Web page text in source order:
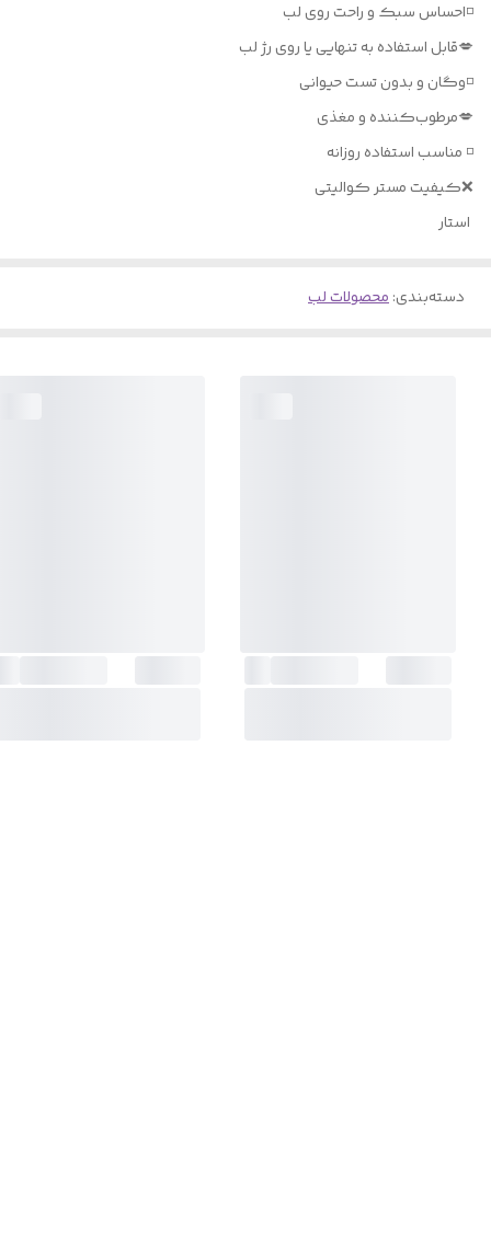
◽️احساس سبک و راحت روی لب
💋قابل استفاده به ‌تنهایی یا روی رژ لب
◽️وگان و بدون تست حیوانی
💋مرطوب‌کننده و مغذی
◽️ مناسب استفاده روزانه
❌کیفیت مستر کوالیتی
استار
دسته‌بندی:محصولات لب